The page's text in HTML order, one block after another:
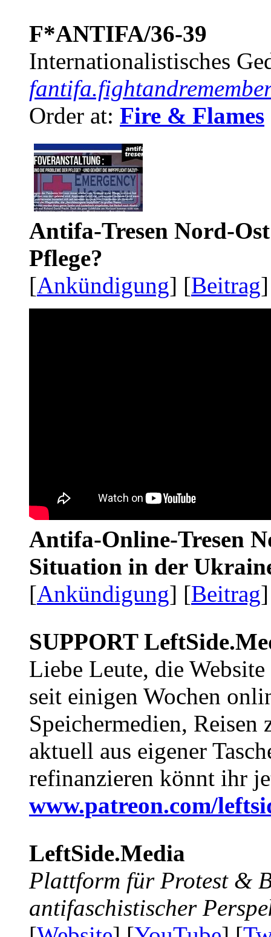
F*ANTIFA/36-39
Internationalistisches
Order at: Fire & Flames
Antifa-Tresen Nord-
Pflege?
[Ankündigung] [Beitrag
Antifa-Online-Tresen
Situation in der
[Ankündigung] [Beitrag
SUPPORT
Liebe Leute, die Website
seit einigen Wochen
Speichermedien, Reisen
aktuell aus eigener
refinanzieren könnt ihr
www.patreon.com/
LeftSide.Media
Plattform für Protest &
antifaschistischer